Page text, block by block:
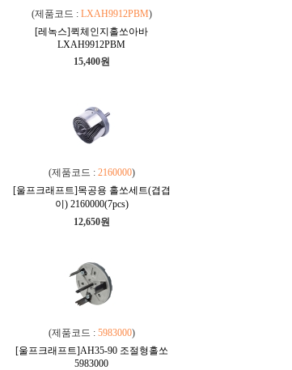
(제품코드 : LXAH9912PBM)
[레녹스]퀵체인지홀쏘아바
LXAH9912PBM
15,400원
(제품코드 : 2160000)
[울프크래프트]목공용 홀쏘세트(겹겹
이) 2160000(7pcs)
12,650원
(제품코드 : 5983000)
[울프크래프트]AH35-90 조절형홀쏘
5983000